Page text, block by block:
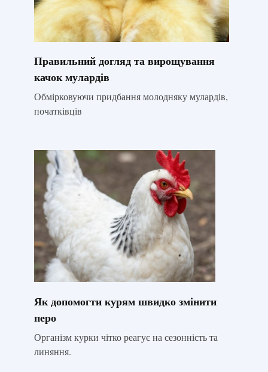
Правильний догляд та вирощування
качок мулардів
Обмірковуючи придбання молодняку ​​мулардів,
початківців
Як допомогти курям швидко змінити
перо
Організм курки чітко реагує на сезонність та
линяння.